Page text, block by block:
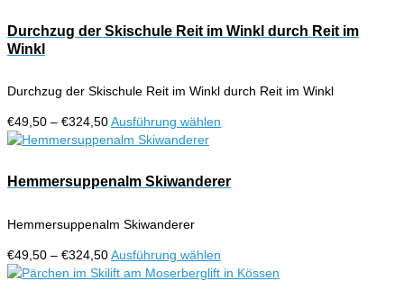
Durchzug der Skischule Reit im Winkl durch Reit im
Winkl
Durchzug der Skischule Reit im Winkl durch Reit im Winkl
€49,50 – €324,50Preisspanne:
€49,50
€324,50
Ausführung wählen
mehrere
Varianten
können
auf
Hemmersuppenalm Skiwanderer
Hemmersuppenalm Skiwanderer
€49,50 – €324,50Preisspanne:
€49,50
Ausführung wählen
Produkt